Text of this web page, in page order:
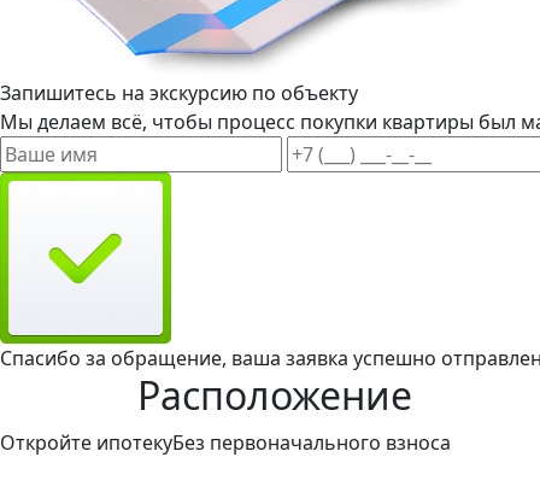
Запишитесь на экскурсию по объекту
Мы делаем всё, чтобы процесс покупки квартиры был
Спасибо за обращение, ваша заявка успешно
Расположение
Откройте ипотекуБез первоначального взноса